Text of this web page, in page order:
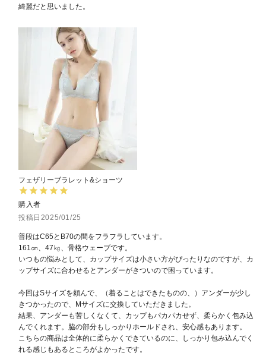
綺麗だと思いました。
フェザリーブラレット&ショーツ
購入者
投稿日 2025/01/25
普段はC65とB70の間をフラフラしています。
161㎝、47㎏、骨格ウェーブです。
いつもの悩みとして、カップサイズは小さい方がぴったりなのですが、カ
ップサイズに合わせるとアンダーがきついので困っています。
今回はSサイズを頼んで、（着ることはできたものの、）アンダーが少し
きつかったので、Mサイズに交換していただきました。
結果、アンダーも苦しくなくて、カップもパカパカせず、柔らかく包み込
んでくれます。脇の部分もしっかりホールドされ、安心感もあります。
こちらの商品は全体的に柔らかくできているのに、しっかり包み込んでく
れる感じもあるところがよかったです。